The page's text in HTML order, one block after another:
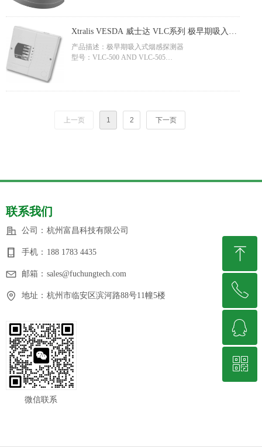
应用领域：半导体、锂电储能、氢能、石油化工、生物
制药、汽车轨道交通
Xtralis VESDA 威士达 VLC系列 极早期吸入式
烟感探测器 VLC-500 AND VLC-505
产品描述：极早期吸入式烟感探测器
型号：VLC-500 AND VLC-505
应用领域：半导体、锂电储能、石油化工、生物制药、
上一页 1 2 下一页
联系我们
公司： 杭州富昌科技有限公司
手机： 188 1783 4435
邮箱： sales@fuchungtech.com
地址： 杭州市临安区滨河路88号11幢5楼
微信联系
ꁸ
回到顶部
ꂅ
ꁗ
QQ客服
ꀥ